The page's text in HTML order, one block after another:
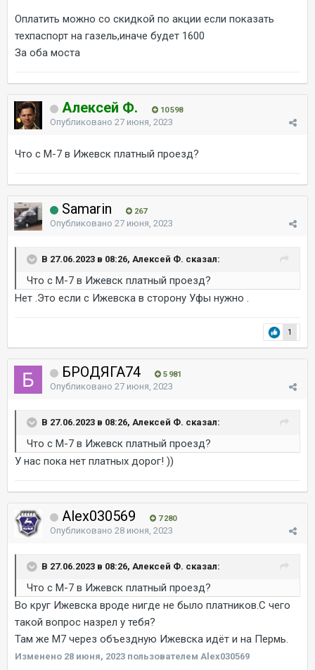
Оплатить можно со скидкой по акции если показать
техпаспорт на газель,иначе будет 1600
За оба моста
Алексей Ф. 10 598
Опубликовано 27 июня, 2023
Что с М-7 в Ижевск платный проезд?
Samarin 267
Опубликовано 27 июня, 2023
В 27.06.2023 в 08:26, Алексей Ф. сказал:
Что с М-7 в Ижевск платный проезд?
Нет .Это если с Ижевска в сторону Уфы нужно .
1
БРОДЯГА74 5 981
Опубликовано 27 июня, 2023
В 27.06.2023 в 08:26, Алексей Ф. сказал:
Что с М-7 в Ижевск платный проезд?
У нас пока нет платных дорог! ))
Alex030569 7 280
Опубликовано 28 июня, 2023
В 27.06.2023 в 08:26, Алексей Ф. сказал:
Что с М-7 в Ижевск платный проезд?
Во круг Ижевска вроде нигде не было платников.С чего
такой вопрос назрел у тебя?
Там же М7 через объездную Ижевска идёт и на Пермь.
Изменено 28 июня, 2023 пользователем Alex030569